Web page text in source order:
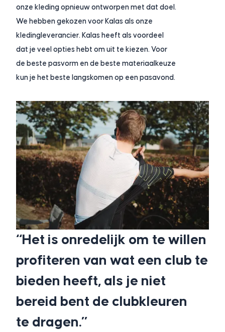
onze kleding opnieuw ontworpen met dat doel.
We hebben gekozen voor Kalas als onze
kledingleverancier. Kalas heeft als voordeel
dat je veel opties hebt om uit te kiezen. Voor
de beste pasvorm en de beste materiaalkeuze
kun je het beste langskomen op een pasavond.
“Het is onredelijk om te willen
profiteren van wat een club te
bieden heeft, als je niet
bereid bent de clubkleuren
te dragen.”